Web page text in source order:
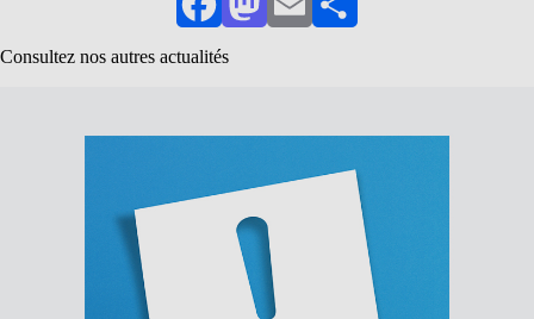
FacebookMastodon
EmailPartager
Consultez nos autres actualités